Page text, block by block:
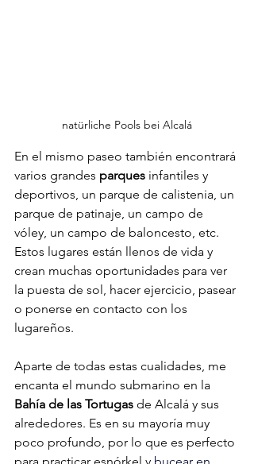
natürliche Pools bei Alcalá
En el mismo paseo también encontrará
varios grandes parques infantiles y
deportivos, un parque de calistenia, un
parque de patinaje, un campo de
vóley, un campo de baloncesto, etc.
Estos lugares están llenos de vida y
crean muchas oportunidades para ver
la puesta de sol, hacer ejercicio, pasear
o ponerse en contacto con los
lugareños.
Aparte de todas estas cualidades, me
encanta el mundo submarino en la
Bahía de las Tortugas de Alcalá y sus
alrededores. Es en su mayoría muy
poco profundo, por lo que es perfecto